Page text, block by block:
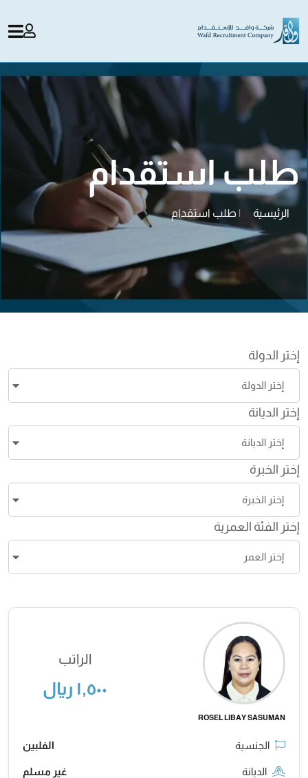
طلب استقدام
الرئيسية | طلب استقدام
إختر الدولة
إختر الديانة
إختر الخبرة
إختر الفئة العمرية
ROSEL LIBAY SASUMAN
الراتب
١,٥٠٠ ريال
الجنسية الفلبين
الديانة غير مسلم